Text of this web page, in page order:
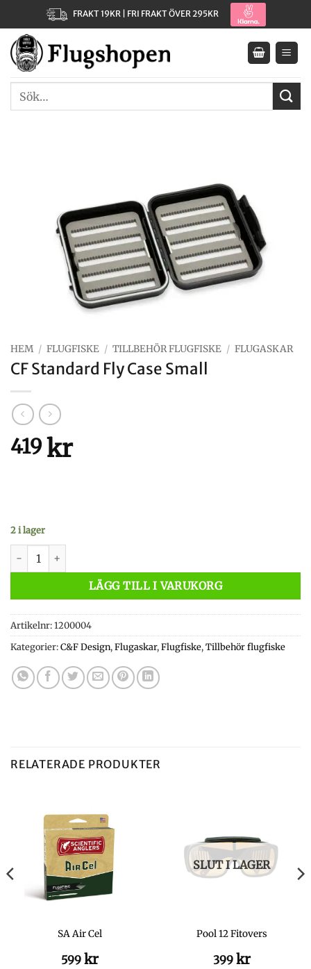
to
content
FRAKT 19KR | FRI FRAKT ÖVER 295KR
HEM / FLUGFISKE / TILLBEHÖR FLUGFISKE / FLUGASKAR
CF Standard Fly Case Small
419kr
2 i lager
CF Standard Fly Case Small mängd
LÄGG TILL I VARUKORG
Artikelnr:1200004
Kategorier:C&F Design,Flugaskar,Flugfiske,Tillbehör flugfiske
RELATERADE PRODUKTER
SA Air Cel
599 kr
SLUT I LAGER
Pool 12 Fitovers
399 kr